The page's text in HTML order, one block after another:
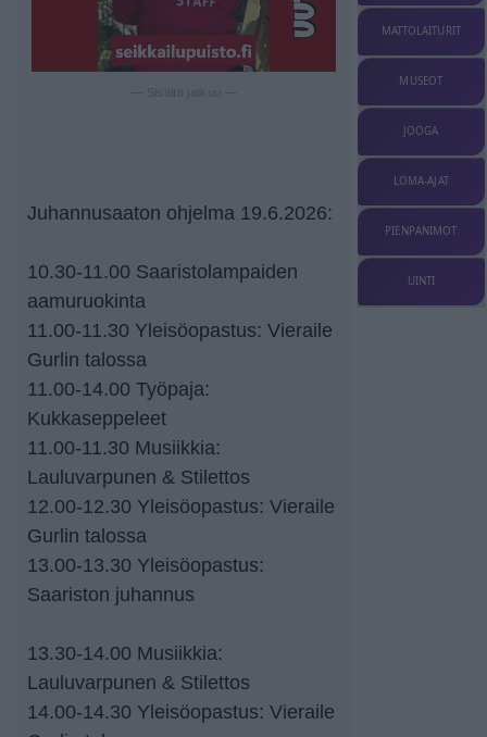
Juhannusaaton ohjelma 19.6.2026:
10.30-11.00 Saaristolampaiden
aamuruokinta
11.00-11.30 Yleisöopastus: Vieraile
Gurlin talossa
11.00-14.00 Työpaja:
Kukkaseppeleet
11.00-11.30 Musiikkia:
Lauluvarpunen & Stilettos
12.00-12.30 Yleisöopastus: Vieraile
Gurlin talossa
13.00-13.30 Yleisöopastus:
Saariston juhannus
13.30-14.00 Musiikkia:
Lauluvarpunen & Stilettos
14.00-14.30 Yleisöopastus: Vieraile
MATTOLAITURIT
MUSEOT
JOOGA
LOMA-AJAT
PIENPANIMOT
UINTI